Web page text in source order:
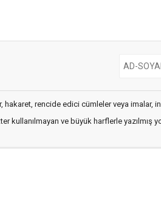
hakaret, rencide edici cümleler veya imalar,
kullanılmayan ve büyük harflerle yazılmış